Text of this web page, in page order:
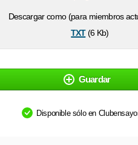
Descargar como (para miembros
txt(6 Kb)
Guardar
Disponible sólo en